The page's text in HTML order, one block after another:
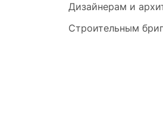
Дизайнерам и
Строительным